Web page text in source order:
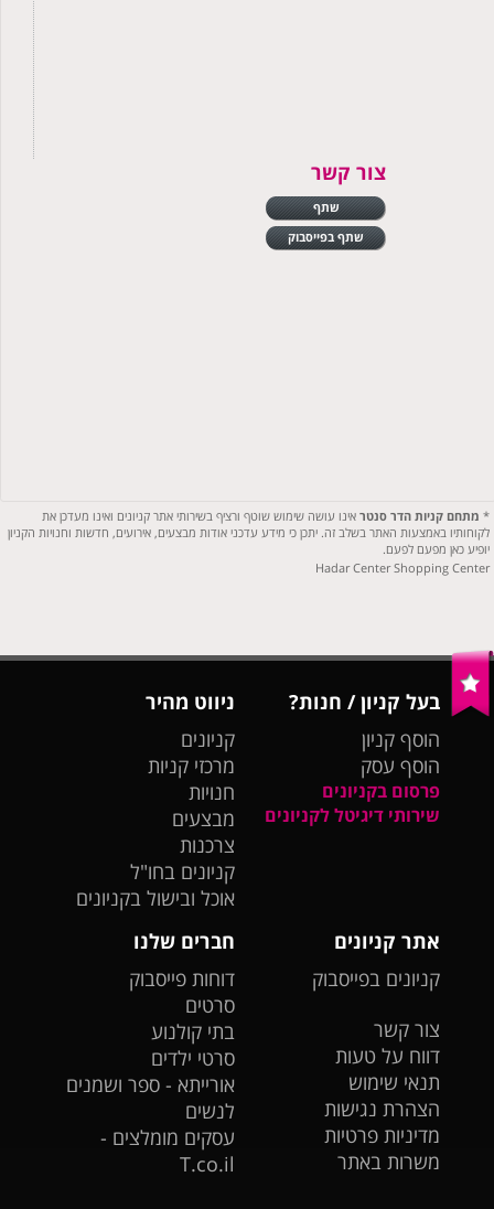
צור קשר
שתף
שתף בפייסבוק
* מתחם קניות הדר סנטר אינו עושה שימוש שוטף ורציף בשירותי אתר קניונים ואינו מעדכן את
לקוחותיו באמצעות האתר בשלב זה. יתכן כי מידע עדכני אודות מבצעים, אירועים, חדשות וחנויות הקניון
יופיע כאן מפעם לפעם.
Hadar Center Shopping Center
בעל קניון / חנות?
הוסף קניון
הוסף עסק
פרסום בקניונים
שירותי דיגיטל לקניונים
ניווט מהיר
קניונים
מרכזי קניות
חנויות
מבצעים
צרכנות
קניונים בחו"ל
אוכל ובישול בקניונים
אתר קניונים
קניונים בפייסבוק
צור קשר
דווח על טעות
תנאי שימוש
הצהרת נגישות
מדיניות פרטיות
משרות באתר
חברים שלנו
דוחות פייסבוק
סרטים
בתי קולנוע
סרטי ילדים
אורייתא - ספר ושמנים
לנשים
עסקים מומלצים -
T.co.il